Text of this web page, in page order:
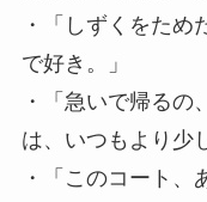
・「しずくをため
で好き。」
・「急いで帰るの
は、いつもより少
・「このコート、